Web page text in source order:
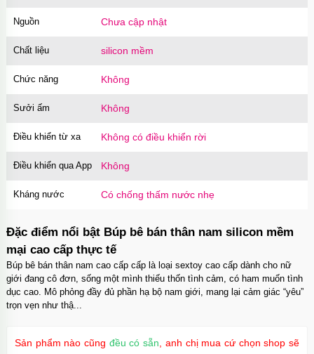
Nguồn Chưa cập nhật
Chất liệu silicon mềm
Chức năng Không
Sưởi ấm Không
Điều khiển từ xa Không có điều khiển rời
Điều khiển qua App Không
Kháng nước Có chống thấm nước nhẹ
Đặc điểm nổi bật Búp bê bán thân nam silicon mềm
mại cao cấp thực tế
Búp bê bán thân nam cao cấp cấp là loại sextoy cao cấp dành cho nữ
giới đang cô đơn, sống một mình thiếu thốn tình cảm, có ham muốn tình
dục cao. Mô phỏng đầy đủ phần hạ bộ nam giới, mang lại cảm giác “yêu”
trọn vẹn như thậ...
Sản phẩm nào cũng đều có sẵn , anh chị mua cứ chọn shop sẽ